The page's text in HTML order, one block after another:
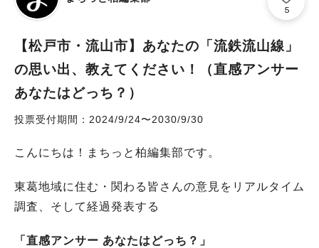
5
【松戸市・流山市】あなたの「流鉄流山線」
の思い出、教えてください！（直感アンサー
あなたはどっち？）
投票受付期間：2024/9/24〜2030/9/30
こんにちは！まちっと柏編集部です。
東葛地域に住む・関わる皆さんの意見をリアルタイム
調査、そして経過発表する
「直感アンサー あなたはどっち？」